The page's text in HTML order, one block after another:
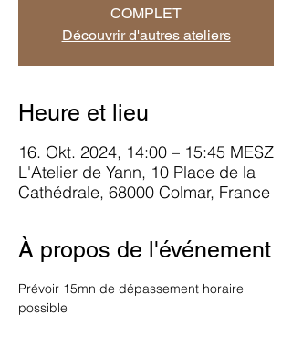
COMPLET
Découvrir d'autres ateliers
Heure et lieu
16. Okt. 2024, 14:00 – 15:45 MESZ
L'Atelier de Yann, 10 Place de la
Cathédrale, 68000 Colmar, France
À propos de l'événement
Prévoir 15mn de dépassement horaire
possible